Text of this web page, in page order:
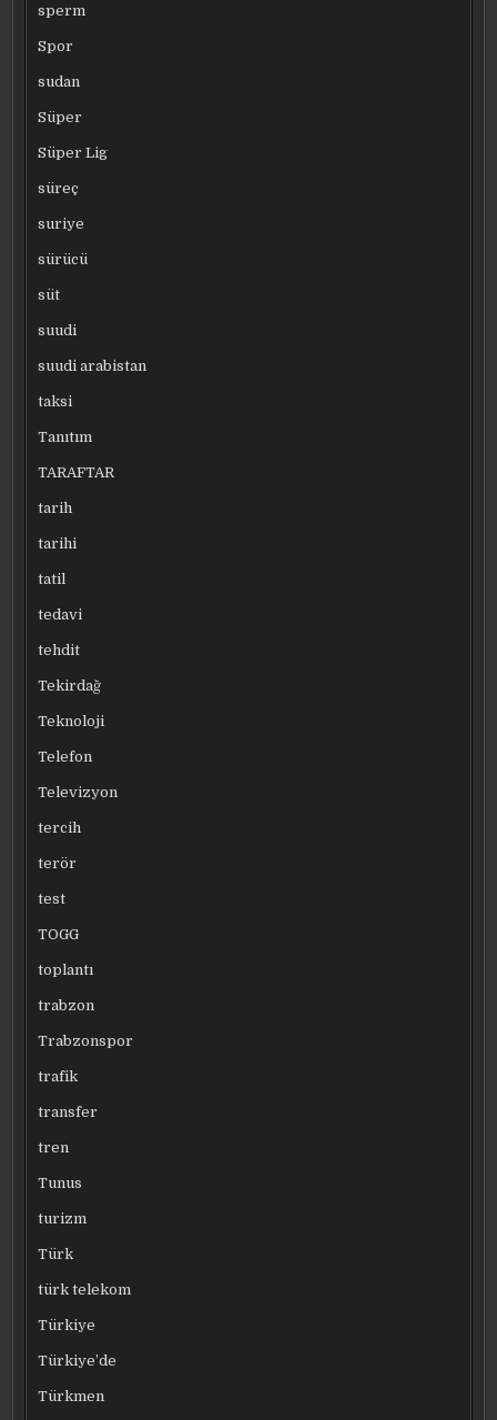
sperm
Spor
sudan
Süper
Süper Lig
süreç
suriye
sürücü
süt
suudi
suudi arabistan
taksi
Tanıtım
TARAFTAR
tarih
tarihi
tatil
tedavi
tehdit
Tekirdağ
Teknoloji
Telefon
Televizyon
tercih
terör
test
TOGG
toplantı
trabzon
Trabzonspor
trafik
transfer
tren
Tunus
turizm
Türk
türk telekom
Türkiye
Türkiye’de
Türkmen